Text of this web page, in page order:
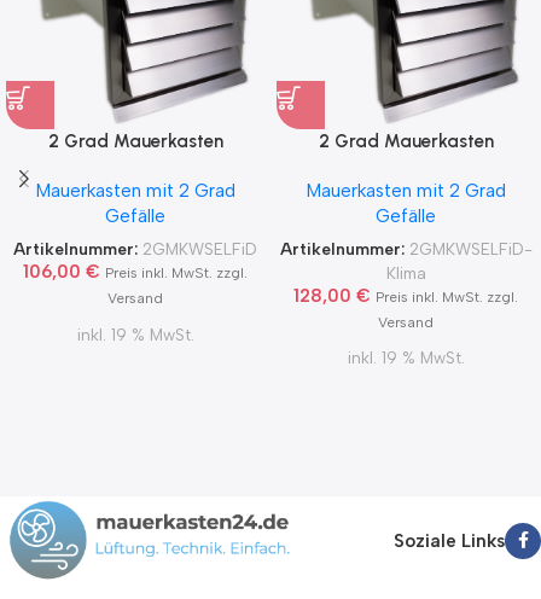
2 Grad Mauerkasten
Kondensatablauf auch mit
Blower Door Test und
Zertifikat Ø100, 125, 150
2Grad MKWSELFiD
Mauerkasten mit 2 Grad
Gefälle
Artikelnummer: 2GMKWSELFiD
106,00 € Preis inkl. MwSt. zzgl.
Versand
inkl. 19 % MwSt.
2 Grad Mauerkasten
Kondensatablauf für
Klimageräte Ø150 2Grad
MKWSELFiD
Mauerkasten mit 2 Grad
Gefälle
Artikelnummer: 2GMKWSELFiD-
Klima
128,00 € Preis inkl. MwSt. zzgl.
Versand
inkl. 19 % MwSt.
Soziale Links